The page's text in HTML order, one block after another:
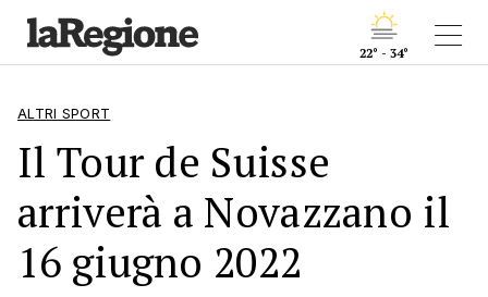
22° - 34°
ALTRI SPORT
Il Tour de Suisse
arriverà a Novazzano il
16 giugno 2022